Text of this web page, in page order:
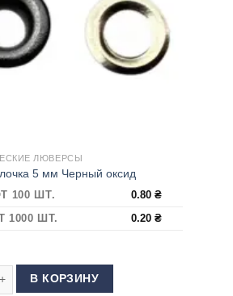
ЛЮВЕРСЫ
5 мм Черный оксид
100 ШТ. 0.80₴
1000 ШТ.
0.20₴
товара Люверс Блочка 5 мм Черный
В КОРЗИНУ